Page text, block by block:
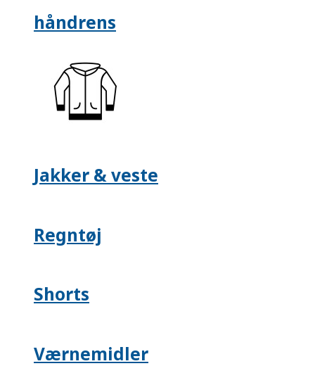
håndrens
Jakker & veste
Regntøj
Shorts
Værnemidler